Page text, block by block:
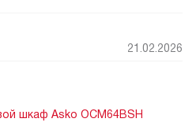
21.02.2026
шкаф Asko OCM64BSH